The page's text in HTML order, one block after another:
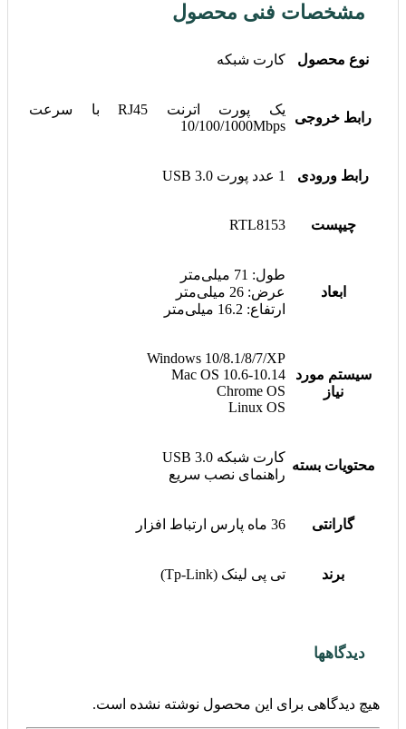
مشخصات فنی محصول
نوع محصول کارت شبکه
رابط‌ خروجی
یک پورت اترنت RJ45 با سرعت
10/100/1000Mbps
رابط ورودی 1 عدد پورت USB 3.0
چیپست RTL8153
ابعاد
طول: 71 میلی‌متر
عرض: 26 میلی‌متر
ارتفاع: 16.2 میلی‌متر
سیستم مورد
نیاز
Windows 10/8.1/8/7/XP
Mac OS 10.6-10.14
Chrome OS
Linux OS
محتویات بسته
کارت شبکه USB 3.0
راهنمای نصب سریع
گارانتی 36 ماه پارس ارتباط افزار
برند تی پی لینک (Tp-Link)
دیدگاهها
هیچ دیدگاهی برای این محصول نوشته نشده است.